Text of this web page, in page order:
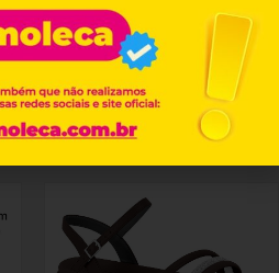
relacionados